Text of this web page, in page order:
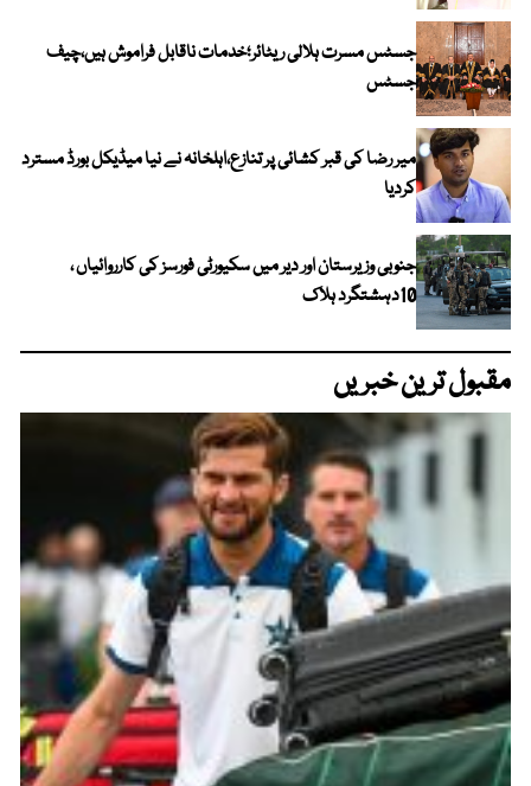
جسٹس مسرت ہلالی ریٹائر؛خدمات ناقابل فراموش ہیں،چیف
جسٹس
میر رضا کی قبر کشائی پر تنازع،اہلخانہ نے نیا میڈیکل بورڈ مسترد
کردیا
جنوبی وزیرستان اور دیر میں سکیورٹی فورسز کی کارروائیاں ،
10دہشتگرد ہلاک
مقبول ترین خبریں